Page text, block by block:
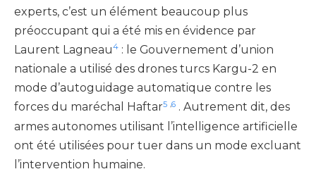
experts, c’est un élément beaucoup plus
préoccupant qui a été mis en évidence par
Laurent Lagneau4 : le Gouvernement d’union
nationale a utilisé des drones turcs Kargu-2 en
mode d’autoguidage automatique contre les
forces du maréchal Haftar5 ,6 . Autrement dit, des
armes autonomes utilisant l’intelligence artificielle
ont été utilisées pour tuer dans un mode excluant
l’intervention humaine.